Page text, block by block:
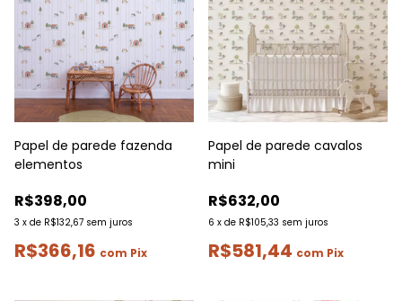
Papel de parede fazenda
elementos
R$398,00
3 x de R$132,67 sem juros
R$366,16 com Pix
Papel de parede cavalos
mini
R$632,00
6 x de R$105,33 sem juros
R$581,44 com Pix